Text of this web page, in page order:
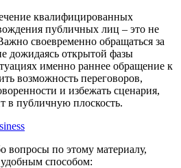
квалифицированных
публичных лиц – это не
своевременно обращаться за
дожидаясь открытой фазы
именно раннее обращение к
возможность переговоров,
и избежать сценария,
в публичную плоскость.
вопросы по этому материалу,
способом: